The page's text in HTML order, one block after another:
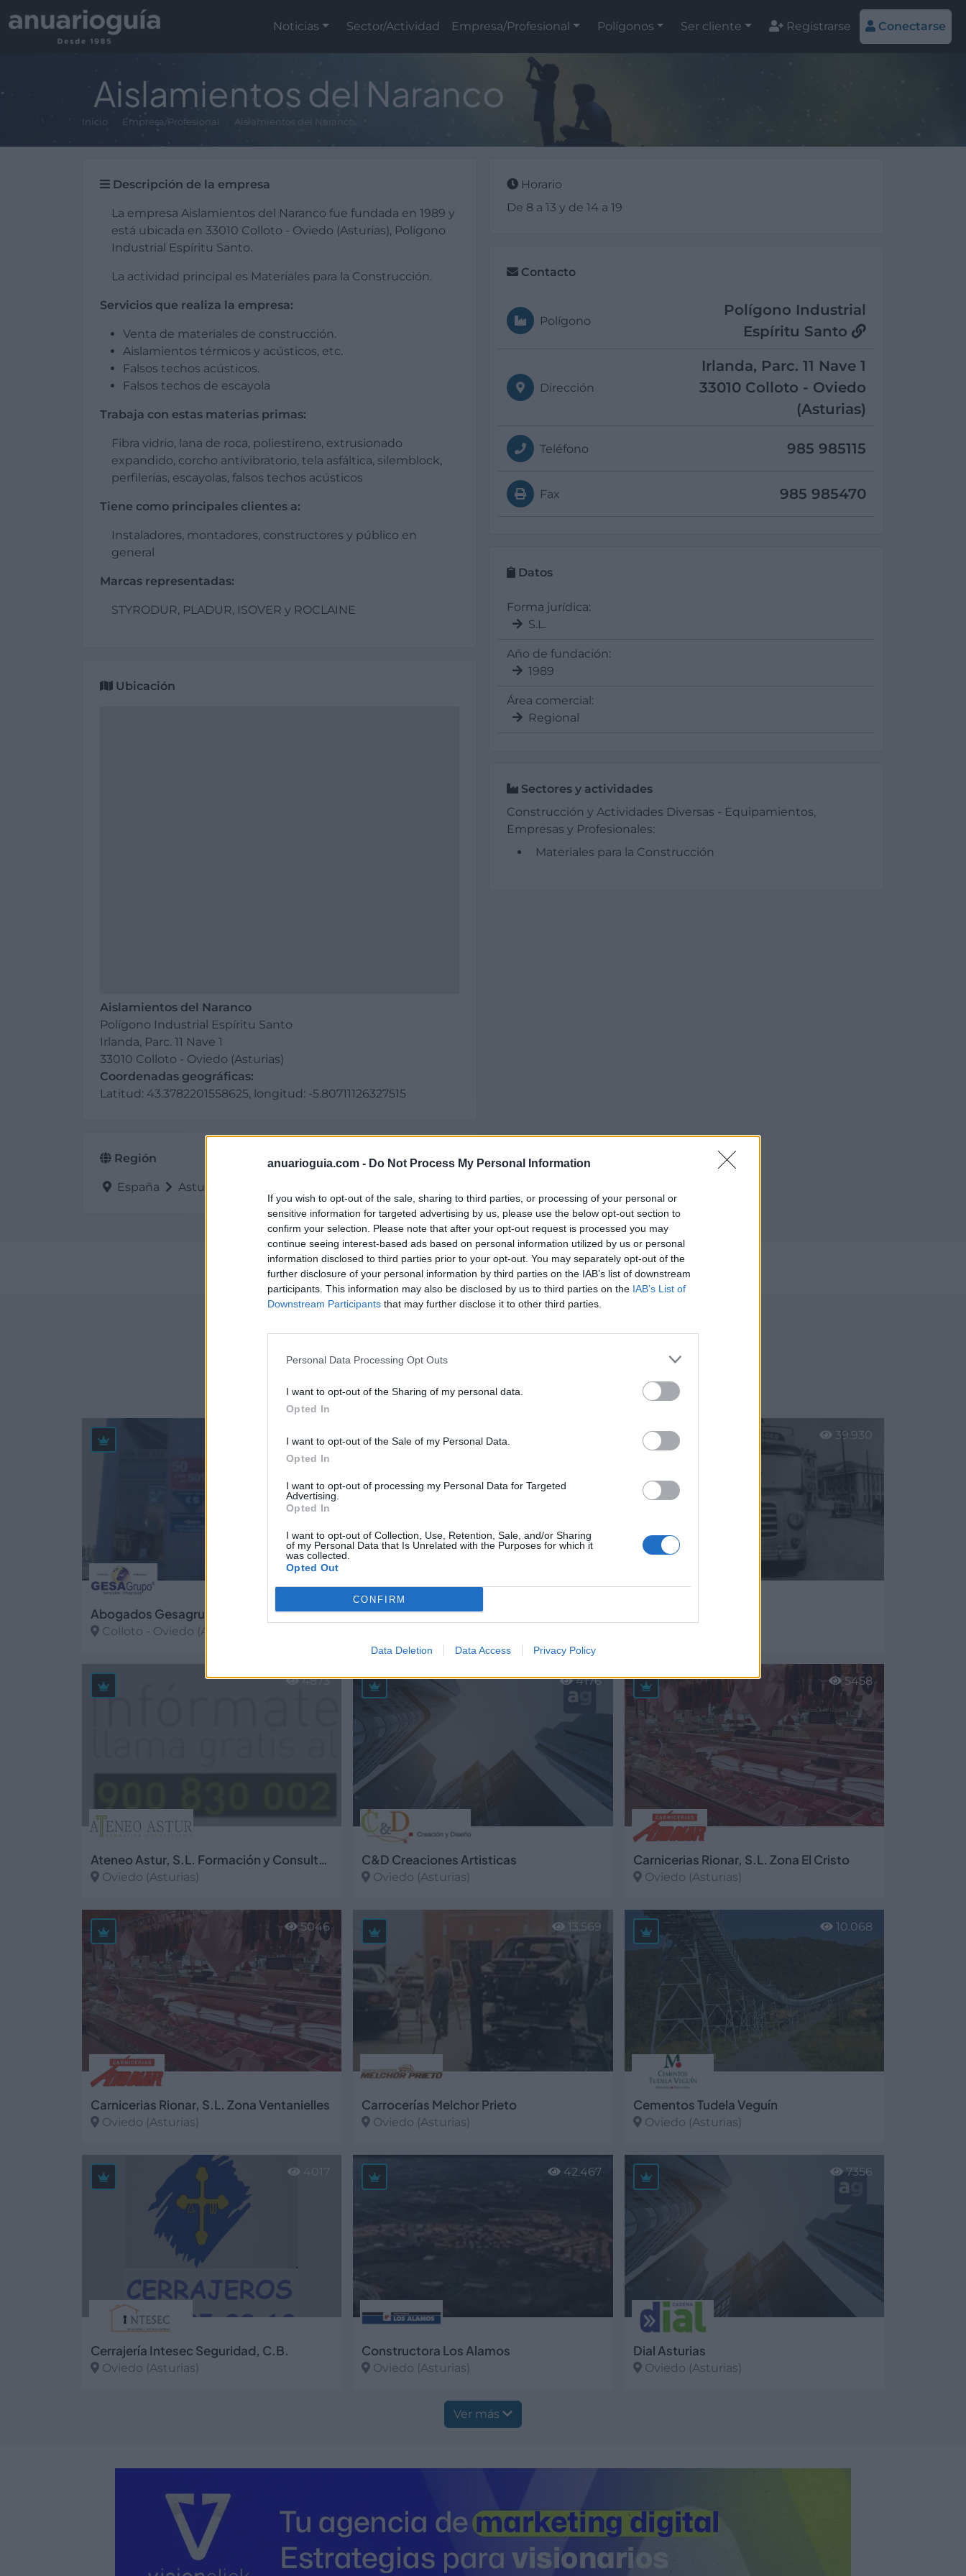
anuarioguia.com - Do Not Process My Personal Information
If you wish to opt-out of the sale, sharing to third parties, or processing of your personal or
sensitive information for targeted advertising by us, please use the below opt-out section to
confirm your selection. Please note that after your opt-out request is processed you may
continue seeing interest-based ads based on personal information utilized by us or personal
information disclosed to third parties prior to your opt-out. You may separately opt-out of the
further disclosure of your personal information by third parties on the IAB’s list of downstream
participants. This information may also be disclosed by us to third parties on the IAB’s List of
Downstream Participants that may further disclose it to other third parties.
Personal Data Processing Opt Outs
I want to opt-out of the Sharing of my personal data.
Opted In
I want to opt-out of the Sale of my Personal Data.
Opted In
I want to opt-out of processing my Personal Data for Targeted
Advertising.
Opted In
I want to opt-out of Collection, Use, Retention, Sale, and/or Sharing
of my Personal Data that Is Unrelated with the Purposes for which it
was collected.
Opted Out
CONFIRM
Data Deletion Data Access Privacy Policy
Noticias Sector/Actividad Empresa/Profesional Polígonos Ser cliente Registrarse Conectarse
Aislamientos del Naranco
Inicio Empresa/Profesional Aislamientos del Naranco
Descripción de la empresa
La empresa Aislamientos del Naranco fue fundada en 1989 y
está ubicada en 33010 Colloto - Oviedo (Asturias), Polígono
Industrial Espíritu Santo.
La actividad principal es Materiales para la Construcción.
Servicios que realiza la empresa:
Venta de materiales de construcción.
Aislamientos térmicos y acústicos, etc.
Falsos techos acústicos.
Falsos techos de escayola
Trabaja con estas materias primas:
Fibra vidrio, lana de roca, poliestireno, extrusionado
expandido, corcho antivibratorio, tela asfáltica, silemblock,
perfilerias, escayolas, falsos techos acústicos
Tiene como principales clientes a:
Instaladores, montadores, constructores y público en
general
Marcas representadas:
STYRODUR, PLADUR, ISOVER y ROCLAINE
Ubicación
Aislamientos del Naranco
Polígono Industrial Espíritu Santo
Irlanda, Parc. 11 Nave 1
33010 Colloto - Oviedo (Asturias)
Coordenadas geográficas:
Latitud: 43.3782201558625, longitud: -5.80711126327515
Región
España Asturias
Horario
De 8 a 13 y de 14 a 19
Contacto
Polígono
Polígono Industrial
Espíritu Santo
Dirección
Irlanda, Parc. 11 Nave 1
33010 Colloto - Oviedo
(Asturias)
Teléfono 985 985115
Fax 985 985470
Datos
Forma jurídica:
S.L.
Año de fundación:
1989
Área comercial:
Regional
Sectores y actividades
Construcción y Actividades Diversas - Equipamientos,
Empresas y Profesionales:
Materiales para la Construcción
Perfil activo desde: 22/01/2001| Última actualización: 25/10/2023
Empresas destacadas en Oviedo
Abogados Gesagrupo, S.L.- TACÓGRAFO DIGITAL
Colloto - Oviedo (Asturias)
6911
ADR Revelastur
39.930
Ateneo Astur, S.L. Formación y Consultoría
Oviedo (Asturias)
4873
C&D Creaciones Artisticas
Oviedo (Asturias)
4176
Carnicerias Rionar, S.L. Zona El Cristo
Oviedo (Asturias)
5458
Carnicerias Rionar, S.L. Zona Ventanielles
Oviedo (Asturias)
Ver más
5046
Carrocerías Melchor Prieto
Oviedo (Asturias)
Ver más
13.569
Cementos Tudela Veguín
Oviedo (Asturias)
Ver más
10.068
Cerrajería Intesec Seguridad, C.B.
Oviedo (Asturias)
4017
Constructora Los Alamos
Oviedo (Asturias)
42.467
Dial Asturias
Oviedo (Asturias)
7356
Ver más